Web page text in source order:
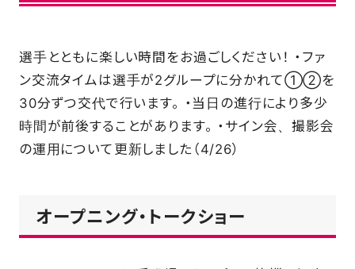
選手とともに楽しい時間をお過ごしください！ ・ファ
ン交流タイムは選手が2グループに分かれて①②を
30分ずつ交代で行います。 ・当日の進行により多少
時間が前後することがあります。 ・サイン会、撮影会
の運用について更新しました（4/26）
オープニング・トークショー